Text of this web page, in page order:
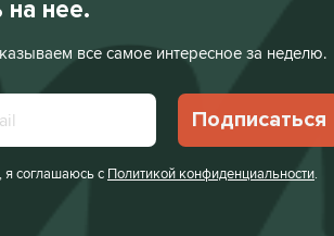
нее.
все самое интересное за неделю.
Подписаться
я соглашаюсь с Политикой конфиденциальности.